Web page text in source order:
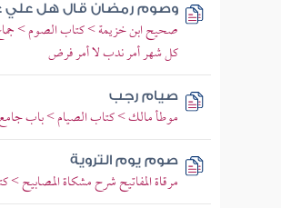
وصوم رمضان قال هل علي
صحيح ابن خزيمة > كتاب الصوم >
كل شهر أمر ندب لا أمر فرض
صيام رجب
موطأ مالك > كتاب الصيام > باب
صوم يوم التروية
مرقاة المفاتيح شرح مشكاة المصابيح